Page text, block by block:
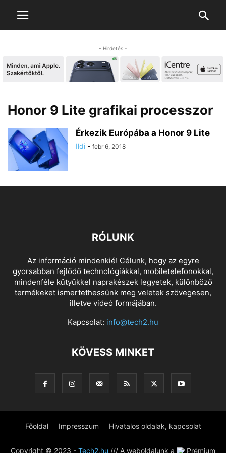
- Hirdetés -
Honor 9 Lite grafikai processzor
Érkezik Európába a Honor 9 Lite
Ildi - febr 6, 2018
RÓLUNK
Az információ mindenkié! Célunk, hogy az egyre
gyorsabban fejlődő technológiákkal, mobiletelefonokkal,
mindenféle kütyükkel naprakészek legyetek, különböző
termékeket ismertethessünk meg veletek szövegesen,
illetve videó formájában.
Kapcsolat: info@tech2.hu
KÖVESS MINKET
Főoldal Impresszum Hivatalos oldalak, kapcsolat
Copyright © 2023 - Tech2.hu /// A weboldalunk a Prémium